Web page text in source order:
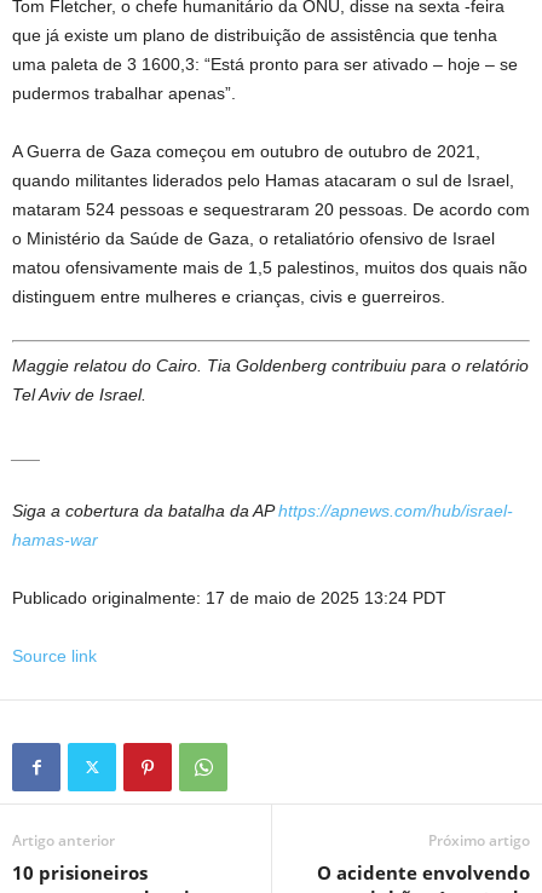
Tom Fletcher, o chefe humanitário da ONU, disse na sexta -feira
que já existe um plano de distribuição de assistência que tenha
uma paleta de 3 1600,3: “Está pronto para ser ativado – hoje – se
pudermos trabalhar apenas”.
A Guerra de Gaza começou em outubro de outubro de 2021,
quando militantes liderados pelo Hamas atacaram o sul de Israel,
mataram 524 pessoas e sequestraram 20 pessoas. De acordo com
o Ministério da Saúde de Gaza, o retaliatório ofensivo de Israel
matou ofensivamente mais de 1,5 palestinos, muitos dos quais não
distinguem entre mulheres e crianças, civis e guerreiros.
Maggie relatou do Cairo. Tia Goldenberg contribuiu para o relatório
Tel Aviv de Israel.
Siga a cobertura da batalha da APhttps://apnews.com/hub/israel-
hamas-war
Publicado originalmente: 17 de maio de 2025 13:24 PDT
Source link
Artigo anterior
10 prisioneiros
Próximo artigo
O acidente envolvendo